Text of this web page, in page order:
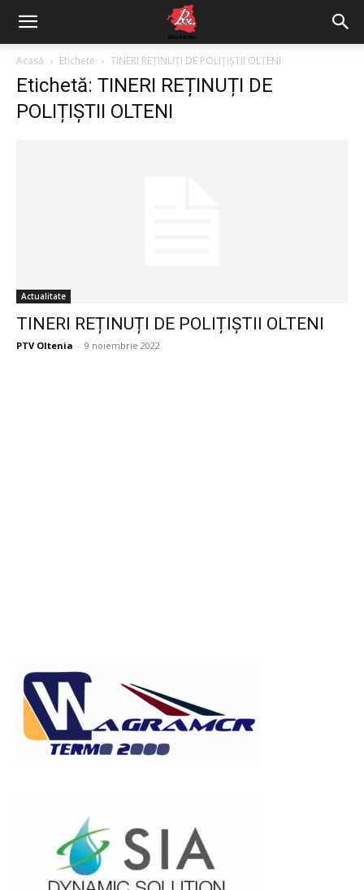
Acasă Etichete TINERI REȚINUȚI DE POLIȚIȘTII OLTENI
Etichetă: TINERI REȚINUȚI DE
POLIȚIȘTII OLTENI
Actualitate
TINERI REȚINUȚI DE POLIȚIȘTII OLTENI
PTV Oltenia - 9 noiembrie 2022